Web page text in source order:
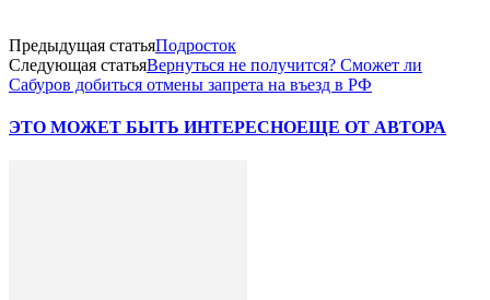
Предыдущая статьяПодросток
Следующая статьяВернуться не получится? Сможет ли
Сабуров добиться отмены запрета на въезд в РФ
ЭТО МОЖЕТ БЫТЬ ИНТЕРЕСНОЕЩЕ ОТ АВТОРА